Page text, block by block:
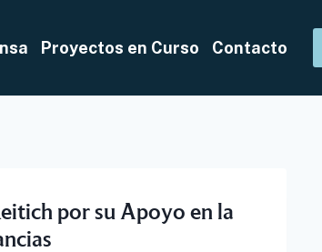
Proyectos en Curso Contacto
por su Apoyo en la